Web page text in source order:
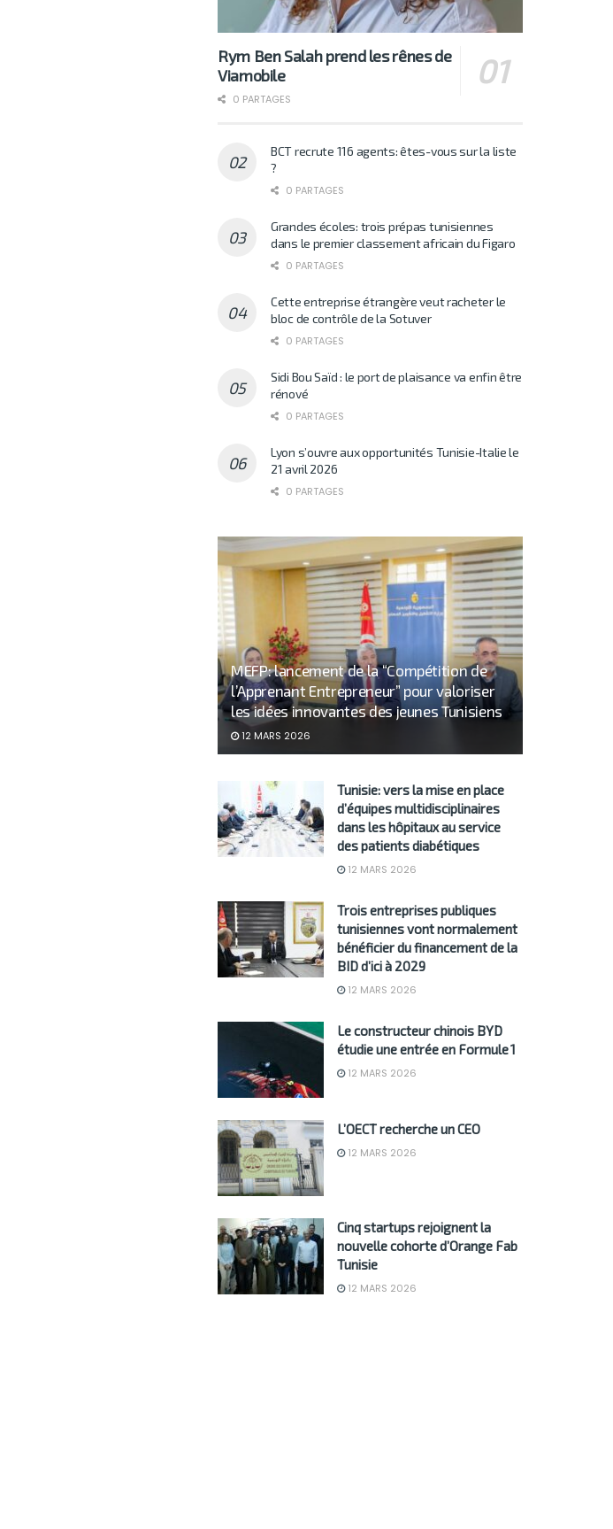
Rym Ben Salah prend les rênes de
Viamobile
0 PARTAGES
BCT recrute 116 agents: êtes-vous sur la liste
?
0 PARTAGES
Grandes écoles: trois prépas tunisiennes
dans le premier classement africain du Figaro
0 PARTAGES
Cette entreprise étrangère veut racheter le
bloc de contrôle de la Sotuver
0 PARTAGES
Sidi Bou Saïd : le port de plaisance va enfin être
rénové
0 PARTAGES
Lyon s’ouvre aux opportunités Tunisie-Italie le
21 avril 2026
0 PARTAGES
MEFP: lancement de la “Compétition de
l’Apprenant Entrepreneur” pour valoriser
les idées innovantes des jeunes Tunisiens
12 MARS 2026
Tunisie: vers la mise en place
d’équipes multidisciplinaires
dans les hôpitaux au service
des patients diabétiques
12 MARS 2026
Trois entreprises publiques
tunisiennes vont normalement
bénéficier du financement de la
BID d’ici à 2029
12 MARS 2026
Le constructeur chinois BYD
étudie une entrée en Formule 1
12 MARS 2026
L’OECT recherche un CEO
12 MARS 2026
Cinq startups rejoignent la
nouvelle cohorte d’Orange Fab
Tunisie
12 MARS 2026